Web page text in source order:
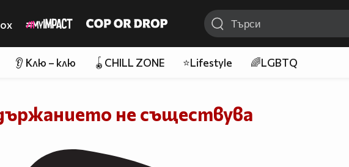
👂 Клю – клю 🪀CHILL ZONE ⭐Lifestyle 🌈LGBTQ
не съществува